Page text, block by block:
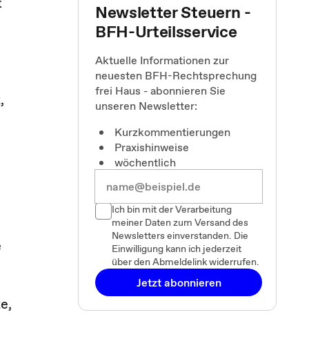
Newsletter Steuern -
BFH-Urteilsservice
Aktuelle Informationen zur
neuesten BFH-Rechtsprechung
frei Haus - abonnieren Sie
unseren Newsletter:
Kurzkommentierungen
Praxishinweise
wöchentlich
Ich bin mit der Verarbeitung
meiner Daten zum Versand des
Newsletters einverstanden. Die
Einwilligung kann ich jederzeit
über den Abmeldelink widerrufen.
Jetzt abonnieren